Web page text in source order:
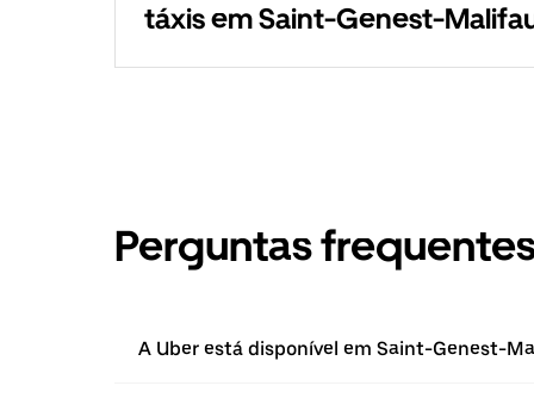
táxis em Saint-Genest-
Perguntas
A Uber está disponível em Saint-Genest-